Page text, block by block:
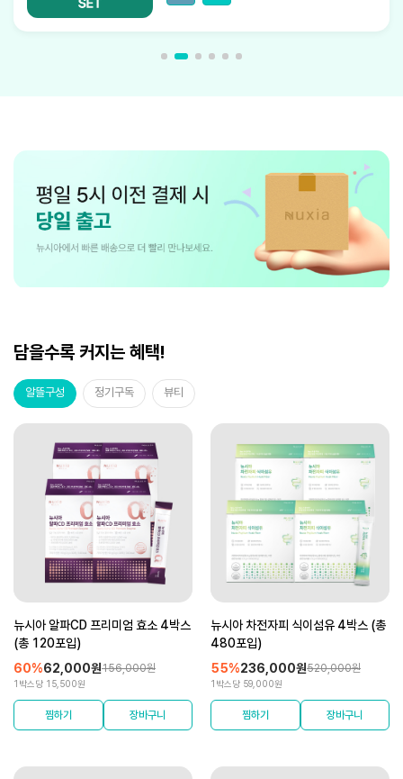
담을수록 커지는 혜택!
알뜰구성 정기구독 뷰티
뉴시아 알파CD 프리미엄 효소 4박스
(총 120포입)
60%62,000원156,000원
1박스당 15,500원
뉴시아 차전자피 식이섬유 4박스 (총
480포입)
55%236,000원520,000원
1박스당 59,000원